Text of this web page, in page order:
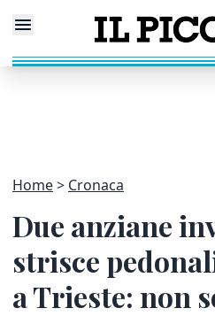
Home Cronaca
Due anziane
strisce
a Trieste: non